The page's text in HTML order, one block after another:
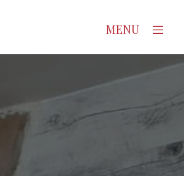
MENU
×
Home
Prodotti
Azienda